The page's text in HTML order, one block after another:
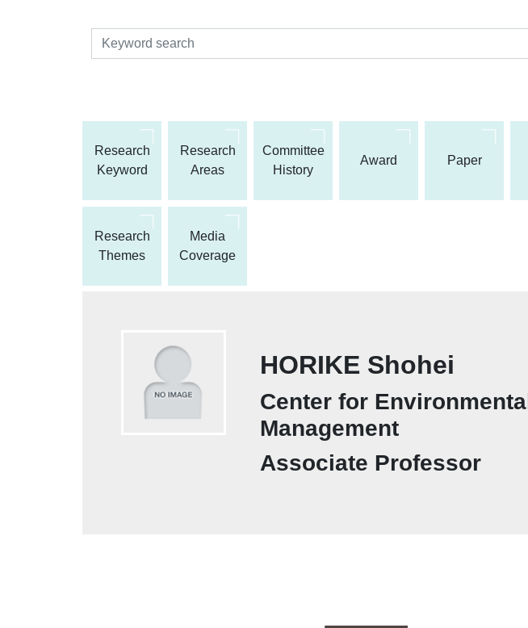
検索
Research
Keyword
Research
Areas
Committee
History
Award Paper
Research
Themes
Media
Coverage
HORIKE Shohei
Center for
Management
Associate Professor